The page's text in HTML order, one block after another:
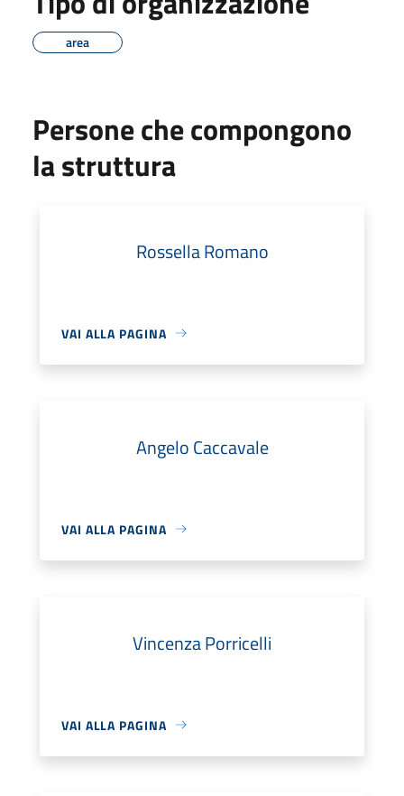
area
Persone che compongono
la struttura
Rossella Romano
VAI ALLA PAGINA
Angelo Caccavale
VAI ALLA PAGINA
Vincenza Porricelli
VAI ALLA PAGINA